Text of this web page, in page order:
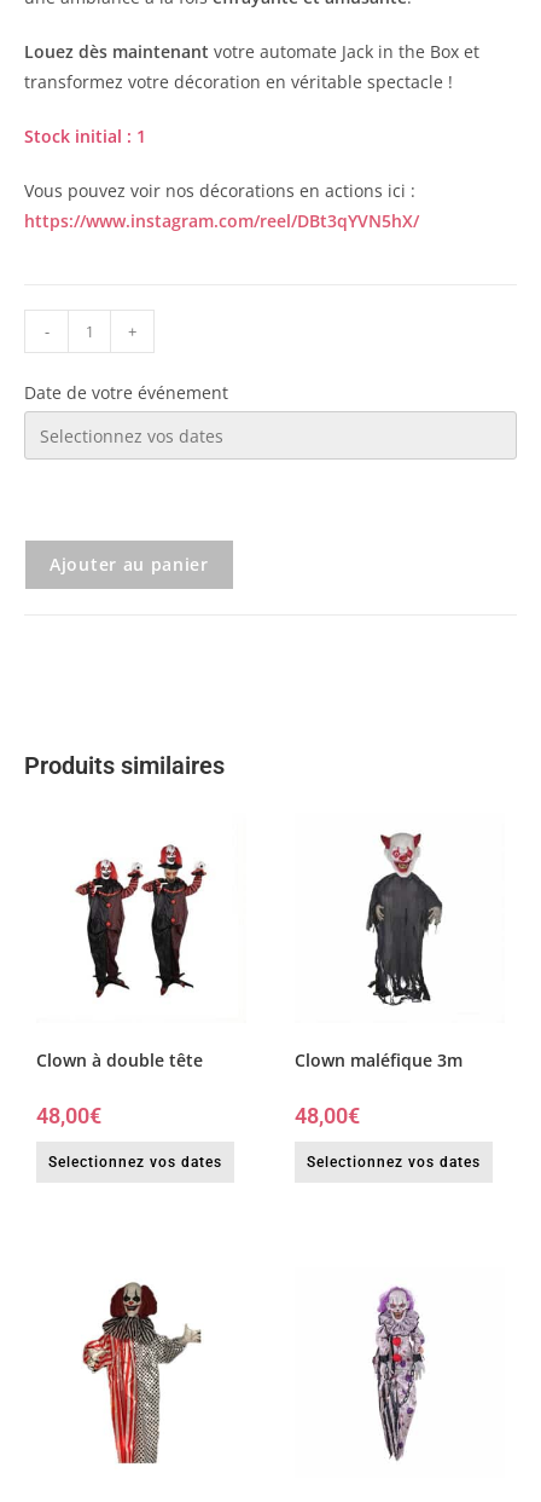
Louez dès maintenant votre automate Jack in the Box et
transformez votre décoration en véritable spectacle !
Stock initial : 1
Vous pouvez voir nos décorations en actions ici :
https://www.instagram.com/reel/DBt3qYVN5hX/
- +
Date de votre événement
Ajouter au panier
Produits similaires
Clown à double tête
48,00€
Selectionnez vos dates
Clown maléfique 3m
48,00€
Selectionnez vos dates